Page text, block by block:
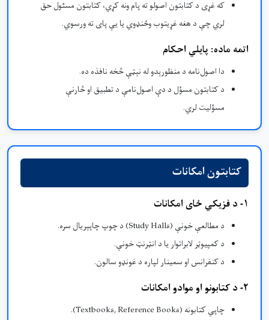
که غړی د کتابتون اصولو ته پام ونه کړي، کتابتون مسئول حق
لري چې د هغه غړیتوب وځنډوي یا یې پای ته ورسوي.
اتمه ماده: پایلي احکام
دا اصول‌نامه د منظورېدو له نېټې څخه نافذه ده.
د کتابتون مسؤل د دې اصول‌نامې د تطبیق او څارنې
مسؤلیت لري.
کتابتون امکانات
۱- د فزیکي ځای امکانات
د مطالعې خونې (Study Halls) د چوپ چاپېریال سره.
د کمپیوټر لابراتوار یا د انټرنټ خونې.
د کنفرانس او سمینار لپاره د غونډو سالون.
۲- د کتابونو او موادو امکانات
چاپي کتابونه (Textbooks, Reference Books).